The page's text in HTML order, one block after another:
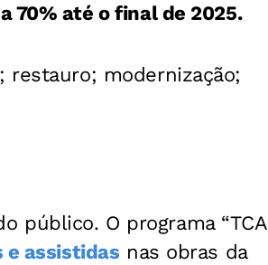
70% até o final de 2025.
restauro; modernização;
público. O programa “TCA
assistidas nas obras da